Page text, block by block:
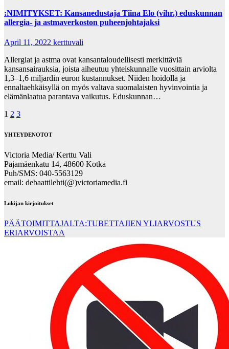
:NIMITYKSET: Kansanedustaja Tiina Elo (vihr.) eduskunnan
allergia- ja astmaverkoston puheenjohtajaksi
April 11, 2022 kerttuvali
Allergiat ja astma ovat kansantaloudellisesti merkittäviä
kansansairauksia, joista aiheutuu yhteiskunnalle vuosittain arviolta
1,3–1,6 miljardin euron kustannukset. Niiden hoidolla ja
ennaltaehkäisyllä on myös valtava suomalaisten hyvinvointia ja
elämänlaatua parantava vaikutus. Eduskunnan…
Posts
pagination
1 2 3
YHTEYDENOTOT
Victoria Media/ Kerttu Vali
Pajamäenkatu 14, 48600 Kotka
Puh/SMS: 040-5563129
email: debaattilehti(@)victoriamedia.fi
Lukijan kirjoitukset
PÄÄTOIMITTAJALTA:TUBETTAJIEN YLIARVOSTUS
ERIARVOISTAA